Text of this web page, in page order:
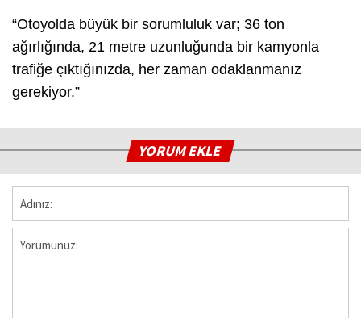
“Otoyolda büyük bir sorumluluk var; 36 ton
ağırlığında, 21 metre uzunluğunda bir kamyonla
trafiğe çıktığınızda, her zaman odaklanmanız
gerekiyor.”
YORUM EKLE